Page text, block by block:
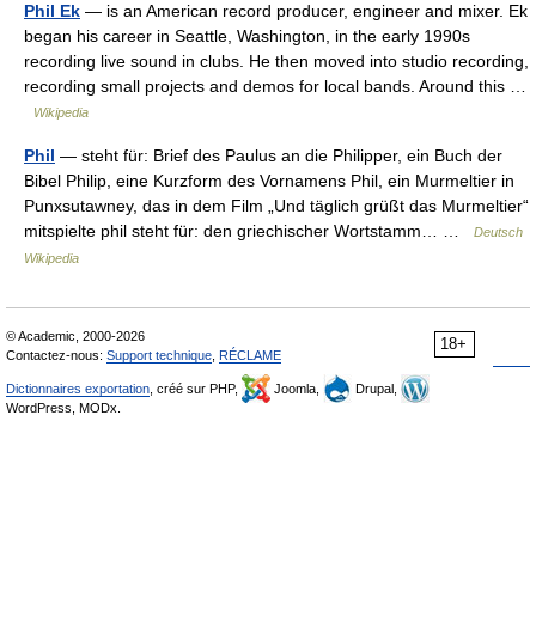
Phil Ek — is an American record producer, engineer and mixer. Ek
began his career in Seattle, Washington, in the early 1990s
recording live sound in clubs. He then moved into studio recording,
recording small projects and demos for local bands. Around this …
Wikipedia
Phil — steht für: Brief des Paulus an die Philipper, ein Buch der
Bibel Philip, eine Kurzform des Vornamens Phil, ein Murmeltier in
Punxsutawney, das in dem Film „Und täglich grüßt das Murmeltier“
mitspielte phil steht für: den griechischer Wortstamm… …
Deutsch
Wikipedia
18+
© Academic, 2000-2026
Contactez-nous: Support technique RÉCLAME
Dictionnaires exportation , créé sur PHP, Joomla,
Drupal,
WordPress, MODx.